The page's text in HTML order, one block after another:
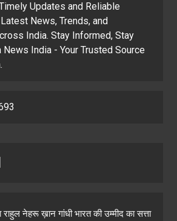
Updates and Reliable
News, Trends, and
India. Stay Informed, Stay
News India - Your Trusted Source
राहुल नेहरू ख़ान गांधी भारत की उम्मीद का सत्ता